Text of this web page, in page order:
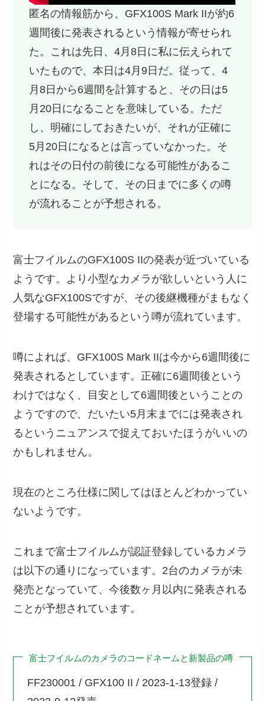
匿名の情報筋から、GFX100S Mark IIが約6
週間後に発表されるという情報が寄せられ
た。これは先日、4月8日に私に伝えられて
いたもので、本日は4月9日だ。従って、4
月8日から6週間を計算すると、その日は5
月20日になることを意味している。ただ
し、明確にしておきたいが、それが正確に
5月20日になるとは言っていなかった。そ
れはその日付の前後になる可能性があるこ
とになる。そして、その日までに多くの噂
が流れることが予想される。
富士フイルムのGFX100S IIの発表が近づいている
ようです。より小型なカメラが欲しいという人に
人気なGFX100Sですが、その後継機種がまもなく
登場する可能性があるという噂が流れています。
噂によれば、GFX100S Mark IIは今から6週間後に
発表されるとしています。正確に6週間後という
わけではなく、目安として6週間後ということの
ようですので、だいたい5月末までには発表され
るというニュアンスで捉えておいたほうがいいの
かもしれません。
現在のところ仕様に関してはほとんどわかってい
ないようです。
これまで富士フイルムが認証登録しているカメラ
は以下の通りになっています。2台のカメラが未
発売となっていて、今後数ヶ月以内に発表される
ことが予想されています。
富士フイルムのカメラのコードネームと新製品の噂
FF230001 / GFX100 II / 2023-1-13登録 /